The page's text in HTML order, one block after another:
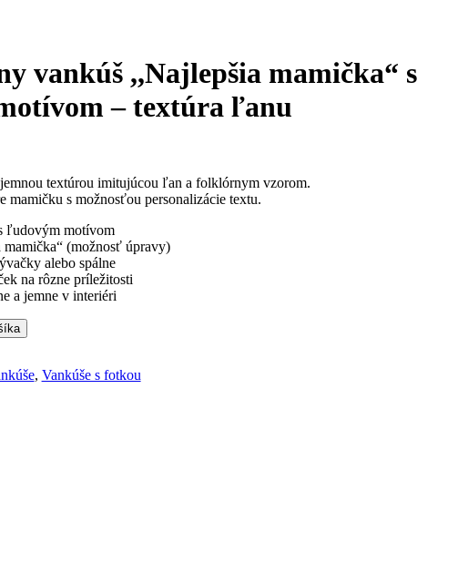
vankúš ,,Najlepšia mamička“ s
– textúra ľanu
textúrou imitujúcou ľan a folklórnym vzorom.
mamičku s možnosťou personalizácie textu.
ľudovým motívom
mamička“ (možnosť úpravy)
alebo spálne
na rôzne príležitosti
a jemne v interiéri
, Vankúše s fotkou